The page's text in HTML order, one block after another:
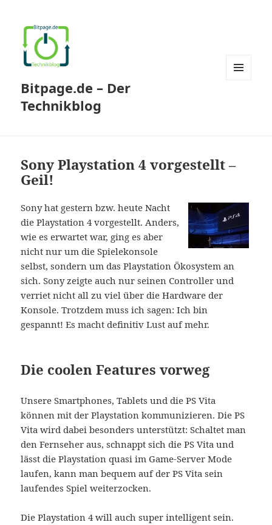
Bitpage.de – Der
Technikblog
Sony Playstation 4 vorgestellt –
Geil!
Sony hat gestern bzw. heute Nacht
die Playstation 4 vorgestellt. Anders,
wie es erwartet war, ging es aber
nicht nur um die Spielekonsole
selbst, sondern um das Playstation Ökosystem an
sich. Sony zeigte auch nur seinen Controller und
verriet nicht all zu viel über die Hardware der
Konsole. Trotzdem muss ich sagen: Ich bin
gespannt! Es macht definitiv Lust auf mehr.
Die coolen Features vorweg
Unsere Smartphones, Tablets und die PS Vita
können mit der Playstation kommunizieren. Die PS
Vita wird dabei besonders unterstützt: Schaltet man
den Fernseher aus, schnappt sich die PS Vita und
lässt die Playstation quasi im Game-Server Mode
laufen, kann man bequem auf der PS Vita sein
laufendes Spiel weiterzocken.
Die Playstation 4 will auch super intelligent sein.